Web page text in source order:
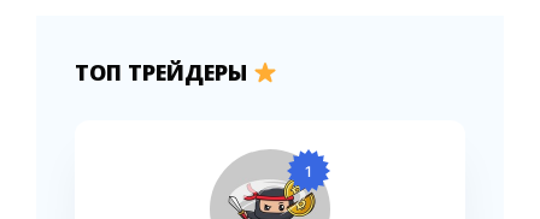
ТОП ТРЕЙДЕРЫ
1